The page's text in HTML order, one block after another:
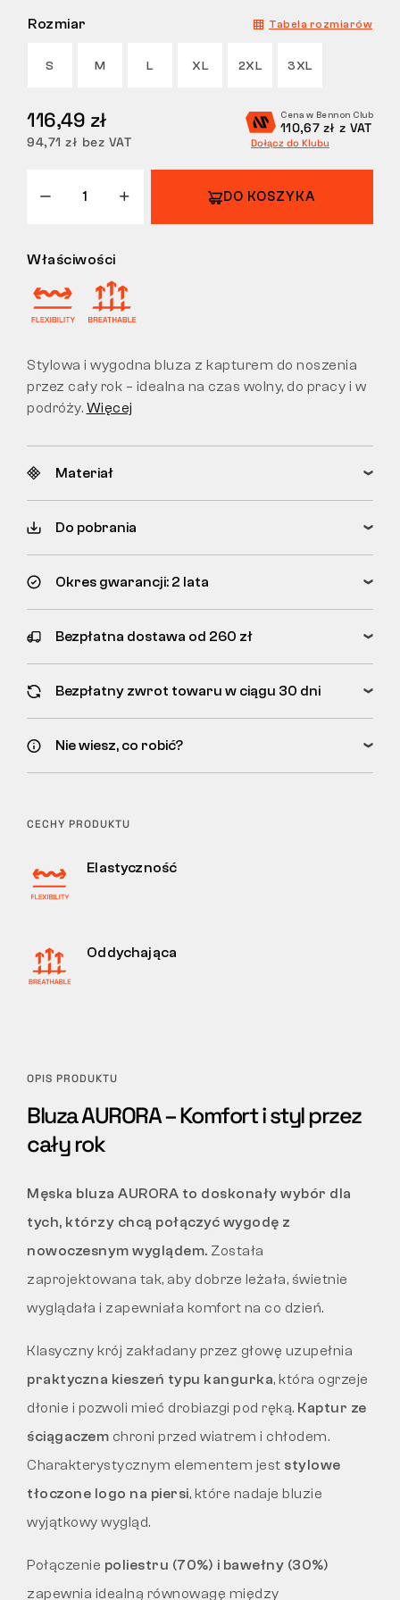
ZWROTY
Rozmiar Tabela rozmiarów
S M L XL 2XL 3XL
116,49 zł
94,71 zł bez VAT
Cena w Bennon Club
110,67 zł z VAT
Dołącz do Klubu
DO KOSZYKA
Właściwości
Stylowa i wygodna bluza z kapturem do noszenia
przez cały rok – idealna na czas wolny, do pracy i w
podróży. Więcej
Materiał
Do pobrania
Okres gwarancji: 2 lata
Bezpłatna dostawa od 260 zł
Bezpłatny zwrot towaru w ciągu 30 dni
Nie wiesz, co robić?
CECHY PRODUKTU
Elastyczność
Oddychająca
OPIS PRODUKTU
Bluza AURORA – Komfort i styl przez
cały rok
Męska bluza AURORA to doskonały wybór dla
tych, którzy chcą połączyć wygodę z
nowoczesnym wyglądem. Została
zaprojektowana tak, aby dobrze leżała, świetnie
wyglądała i zapewniała komfort na co dzień.
Klasyczny krój zakładany przez głowę uzupełnia
praktyczna kieszeń typu kangurka, która ogrzeje
dłonie i pozwoli mieć drobiazgi pod ręką. Kaptur ze
ściągaczem chroni przed wiatrem i chłodem.
Charakterystycznym elementem jest stylowe
tłoczone logo na piersi, które nadaje bluzie
wyjątkowy wygląd.
Połączenie poliestru (70%) i bawełny (30%)
zapewnia idealną równowagę między